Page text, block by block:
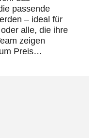
passende
– ideal für
alle, die ihre
zeigen
Preis…